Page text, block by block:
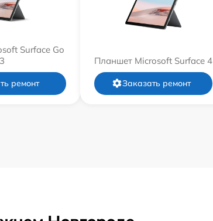
Surface Go
3
ремонт
Планшет Microsoft Surface 4
Заказать ремонт